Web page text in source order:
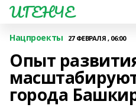
ИГЕНЧЕ
Нацпроекты 27 ФЕВРАЛЯ , 06:00
Опыт
города